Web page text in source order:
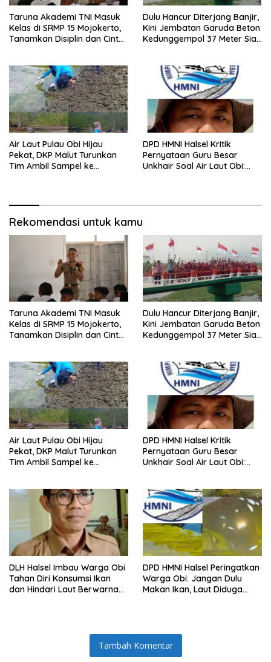
Taruna Akademi TNI Masuk
Kelas di SRMP 15 Mojokerto,
Tanamkan Disiplin dan Cinta
Dulu Hancur Diterjang Banjir,
Kini Jembatan Garuda Beton
Kedunggempol 37 Meter Siap
Air Laut Pulau Obi Hijau
Pekat, DKP Malut Turunkan
Tim Ambil Sampel ke
DPD HMNI Halsel Kritik
Pernyataan Guru Besar
Unkhair Soal Air Laut Obi:
Rekomendasi untuk kamu
Taruna Akademi TNI Masuk
Kelas di SRMP 15 Mojokerto,
Tanamkan Disiplin dan Cinta
Dulu Hancur Diterjang Banjir,
Kini Jembatan Garuda Beton
Kedunggempol 37 Meter Siap
Air Laut Pulau Obi Hijau
Pekat, DKP Malut Turunkan
Tim Ambil Sampel ke
DPD HMNI Halsel Kritik
Pernyataan Guru Besar
Unkhair Soal Air Laut Obi:
DLH Halsel Imbau Warga Obi
Tahan Diri Konsumsi Ikan
dan Hindari Laut Berwarna
DPD HMNI Halsel Peringatkan
Warga Obi: Jangan Dulu
Makan Ikan, Laut Diduga
Tambah Komentar